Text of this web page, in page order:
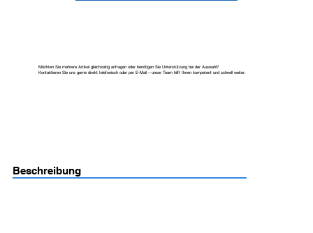
Möchten Sie mehrere Artikel gleichzeitig anfragen oder benötigen Sie Unterstützung bei der Auswahl?
Kontaktieren Sie uns gerne direkt telefonisch oder per E-Mail – unser Team hilft Ihnen kompetent und schnell weiter.
Beschreibung